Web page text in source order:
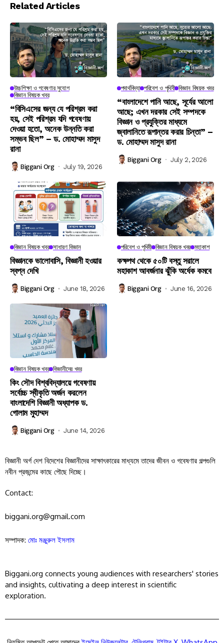
Related Articles
উচ্চশিক্ষা ও গবেষণার সুযোগ
বিজ্ঞান বিষয়ক খবর
“বিসিএসের জন্য যে পরিশ্রম করা
হয়, সেই পরিশ্রম যদি গবেষণায়
দেওয়া হতো, অনেক উন্নতি করা
সম্ভব ছিল” – ড. মোহাম্মদ মাসুদ
রানা
Biggani Org July 19, 2026
পদার্থবিদ্যা পরিবেশ ও পৃথিবী বিজ্ঞান বিষয়ক খবর
“বাংলাদেশে পানি আছে, সূর্যের আলো
আছে; এখন দরকার সেই সম্পদকে
বিজ্ঞান ও প্রযুক্তির মাধ্যমে
জ্বালানিতে রূপান্তর করার চিন্তা” –
ড. মোহাম্মদ মাসুদ রানা
Biggani Org July 2, 2026
বিজ্ঞান বিষয়ক খবর সাধারণ বিজ্ঞান
বিজ্ঞানকে ভালোবাসি, বিজ্ঞানী হওয়ার
স্বপ্ন দেখি
Biggani Org June 18, 2026
পরিবেশ ও পৃথিবী বিজ্ঞান বিষয়ক খবর মহাকাশ
কক্ষপথ থেকে ৫০টি বস্তু সরালে
মহাকাশ আবর্জনার ঝুঁকি অর্ধেক কমবে
Biggani Org June 16, 2026
বিজ্ঞান বিষয়ক খবর বিজ্ঞানীদের খবর
কিং সৌদ বিশ্ববিদ্যালয়ে গবেষণায়
সর্বোচ্চ স্বীকৃতি অর্জন করলেন
বাংলাদেশি বিজ্ঞানী অধ্যাপক ড.
গোলাম মুহাম্মদ
Biggani Org June 14, 2026
বিজ্ঞানী অর্গ দেশ বিদেশের বিজ্ঞানীদের সাক্ষাৎকারের মাধ্যমে তাদের জীবন ও গবেষণার গল্পগুলি
নবীন প্রজন্মের কাছে পৌছে দিচ্ছে।
Contact:
biggani.org@gmail.com
সম্পাদক: মোঃ মঞ্জুরুল ইসলাম
Biggani.org connects young audiences with researchers' stories
and insights, cultivating a deep interest in scientific
exploration.